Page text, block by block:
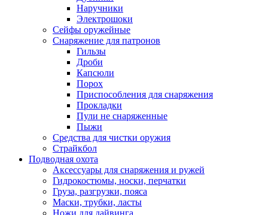
Наручники
Электрошоки
Сейфы оружейные
Снаряжение для патронов
Гильзы
Дроби
Капсюли
Порох
Приспособления для снаряжения
Прокладки
Пули не снаряженные
Пыжи
Средства для чистки оружия
Страйкбол
Подводная охота
Аксессуары для снаряжения и ружей
Гидрокостюмы, носки, перчатки
Груза, разгрузки, пояса
Маски, трубки, ласты
Ножи для дайвинга